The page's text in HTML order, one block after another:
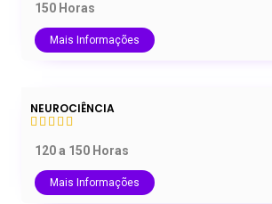
150 Horas
Mais Informações
NEUROCIÊNCIA
120 a 150 Horas
Mais Informações